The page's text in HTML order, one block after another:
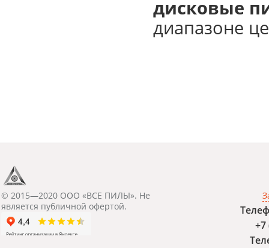
дисковые
диапазоне
© 2015—2020 ООО «ВСЕ ПИЛЫ». Не
является публичной офертой.
+7